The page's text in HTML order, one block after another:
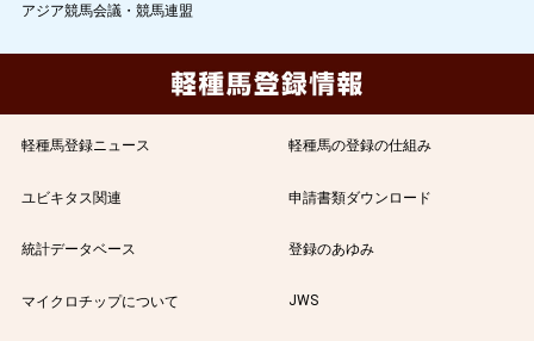
アジア競馬会議・競馬連盟
軽種馬登録ニュース 軽種馬の登録の仕組み
ユビキタス関連 申請書類ダウンロード
統計データベース 登録のあゆみ
マイクロチップについて JWS